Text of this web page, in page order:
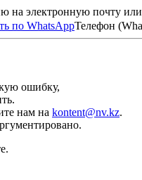
на электронную почту
Телефон
ошибку,
нам на kontent@nv.kz.